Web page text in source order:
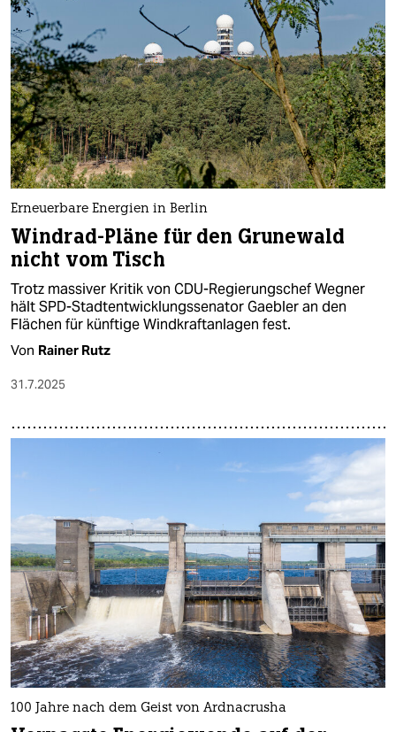
Erneuerbare Energien in Berlin
Windrad-Pläne für den Grunewald
nicht vom Tisch
Trotz massiver Kritik von CDU-Regierungschef Wegner
hält SPD-Stadtentwicklungssenator Gaebler an den
Flächen für künftige Windkraftanlagen fest.
Von Rainer Rutz
31.7.2025
100 Jahre nach dem Geist von Ardnacrusha